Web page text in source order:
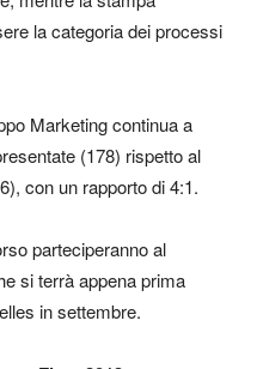
la categoria dei processi
Marketing continua a
(178) rispetto al
con un rapporto di 4:1.
parteciperanno al
si terrà appena prima
in settembre.